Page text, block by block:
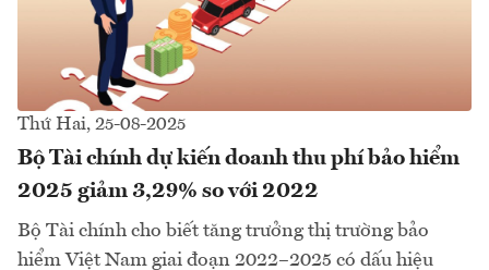
Thứ Hai, 25-08-2025
Bộ Tài chính dự kiến doanh thu phí bảo hiểm
2025 giảm 3,29% so với 2022
Bộ Tài chính cho biết tăng trưởng thị trường bảo
hiểm Việt Nam giai đoạn 2022–2025 có dấu hiệu